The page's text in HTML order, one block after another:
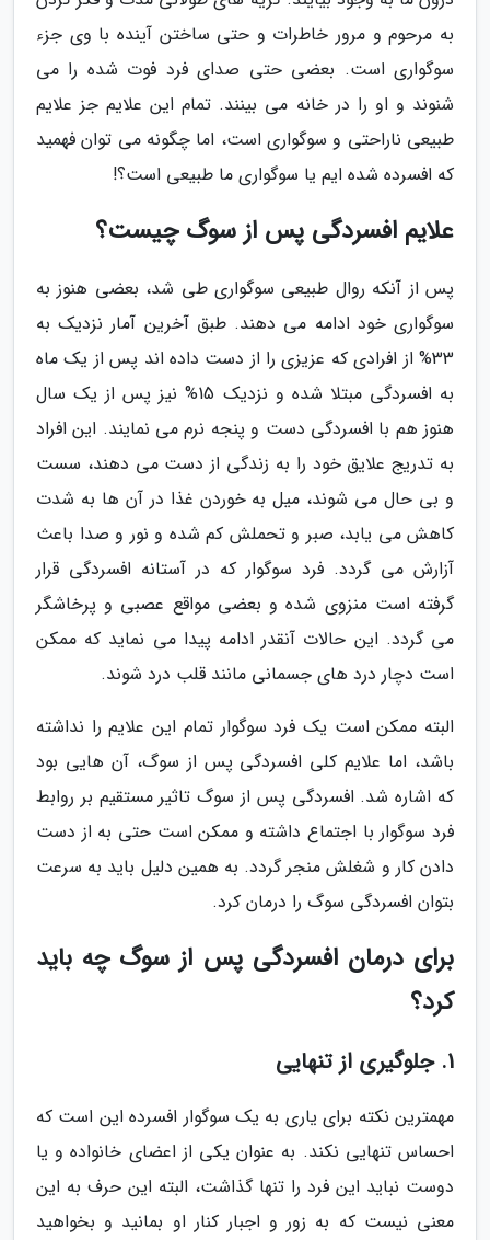
به مرحوم و مرور خاطرات و حتی ساختن آینده با وی جزء
سوگواری است. بعضی حتی صدای فرد فوت شده را می
شنوند و او را در خانه می بینند. تمام این علایم جز علایم
طبیعی ناراحتی و سوگواری است، اما چگونه می توان فهمید
که افسرده شده ایم یا سوگواری ما طبیعی است؟!
علایم افسردگی پس از سوگ چیست؟
پس از آنکه روال طبیعی سوگواری طی شد، بعضی هنوز به
سوگواری خود ادامه می دهند. طبق آخرین آمار نزدیک به
33% از افرادی که عزیزی را از دست داده اند پس از یک ماه
به افسردگی مبتلا شده و نزدیک 15% نیز پس از یک سال
هنوز هم با افسردگی دست و پنجه نرم می نمایند. این افراد
به تدریج علایق خود را به زندگی از دست می دهند، سست
و بی حال می شوند، میل به خوردن غذا در آن ها به شدت
کاهش می یابد، صبر و تحملش کم شده و نور و صدا باعث
آزارش می گردد. فرد سوگوار که در آستانه افسردگی قرار
گرفته است منزوی شده و بعضی مواقع عصبی و پرخاشگر
می گردد. این حالات آنقدر ادامه پیدا می نماید که ممکن
است دچار درد های جسمانی مانند قلب درد شوند.
البته ممکن است یک فرد سوگوار تمام این علایم را نداشته
باشد، اما علایم کلی افسردگی پس از سوگ، آن هایی بود
که اشاره شد. افسردگی پس از سوگ تاثیر مستقیم بر روابط
فرد سوگوار با اجتماع داشته و ممکن است حتی به از دست
دادن کار و شغلش منجر گردد. به همین دلیل باید به سرعت
بتوان افسردگی سوگ را درمان کرد.
برای درمان افسردگی پس از سوگ چه باید
کرد؟
1. جلوگیری از تنهایی
مهمترین نکته برای یاری به یک سوگوار افسرده این است که
احساس تنهایی نکند. به عنوان یکی از اعضای خانواده و یا
دوست نباید این فرد را تنها گذاشت، البته این حرف به این
معنی نیست که به زور و اجبار کنار او بمانید و بخواهید